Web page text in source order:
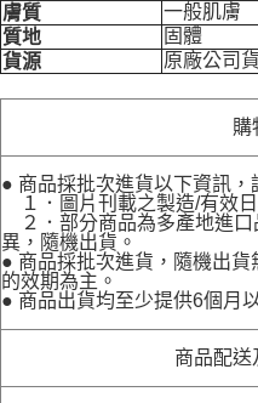
膚質
一般肌膚
質地
固體
貨源
原廠公司貨
購
● 商品採批次進貨以下資訊，
１．圖片刊載之製造/有效日
２．部分商品為多產地進口
異，隨機出貨。
● 商品採批次進貨，隨機出
的效期為主。
● 商品出貨均至少提供6個月
商品配送